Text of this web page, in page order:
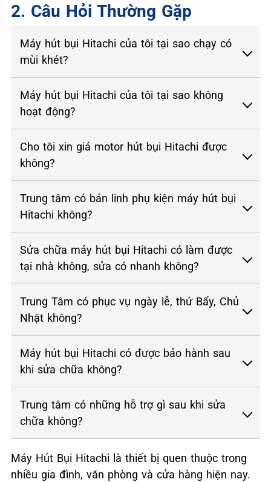
2. Câu Hỏi Thường Gặp
Máy hút bụi Hitachi của tôi tại sao chạy có
mùi khét?
Máy hút bụi Hitachi của tôi tại sao không
hoạt động?
Cho tôi xin giá motor hút bụi Hitachi được
không?
Trung tâm có bán linh phụ kiện máy hút bụi
Hitachi không?
Sửa chữa máy hút bụi Hitachi có làm được
tại nhà không, sửa có nhanh không?
Trung Tâm có phục vụ ngày lễ, thứ Bẩy, Chủ
Nhật không?
Máy hút bụi Hitachi có được bảo hành sau
khi sửa chữa không?
Trung tâm có những hỗ trợ gì sau khi sửa
chữa không?
Máy Hút Bụi Hitachi là thiết bị quen thuộc trong
nhiều gia đình, văn phòng và cửa hàng hiện nay.